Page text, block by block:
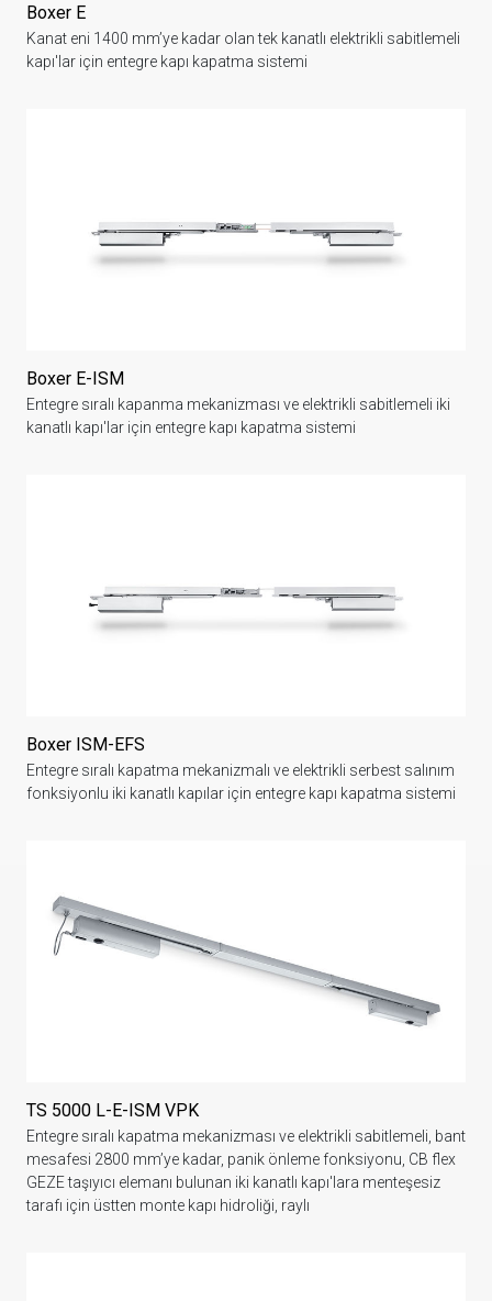
Boxer E
Kanat eni 1400 mm’ye kadar olan tek kanatlı elektrikli sabitlemeli
kapı'lar için entegre kapı kapatma sistemi
Boxer E-ISM
Entegre sıralı kapanma mekanizması ve elektrikli sabitlemeli iki
kanatlı kapı'lar için entegre kapı kapatma sistemi
Boxer ISM-EFS
Entegre sıralı kapatma mekanizmalı ve elektrikli serbest salınım
fonksiyonlu iki kanatlı kapılar için entegre kapı kapatma sistemi
TS 5000 L-E-ISM VPK
Entegre sıralı kapatma mekanizması ve elektrikli sabitlemeli, bant
mesafesi 2800 mm’ye kadar, panik önleme fonksiyonu, CB flex
GEZE taşıyıcı elemanı bulunan iki kanatlı kapı'lara menteşesiz
tarafı için üstten monte kapı hidroliği, raylı